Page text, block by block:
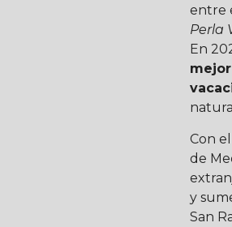
entre
Perla
En
Con
de
y
San